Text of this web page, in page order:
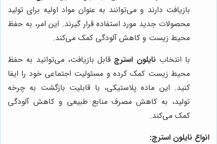
بازیافت دارند و می‌توانند به عنوان مواد اولیه برای تولید
محصولات جدید مورد استفاده قرار گیرند. این امر، به حفظ
محیط زیست و کاهش آلودگی کمک می‌کند.
با انتخاب نایلون استرچ قابل بازیافت، می‌توانید به حفظ
محیط زیست کمک کرده و مسئولیت اجتماعی خود را ایفا
کنید. این ماده پلاستیکی، با قابلیت بازگشت به چرخه
تولید، به کاهش مصرف منابع طبیعی و کاهش آلودگی
کمک می‌کند.
انواع نایلون استرچ: